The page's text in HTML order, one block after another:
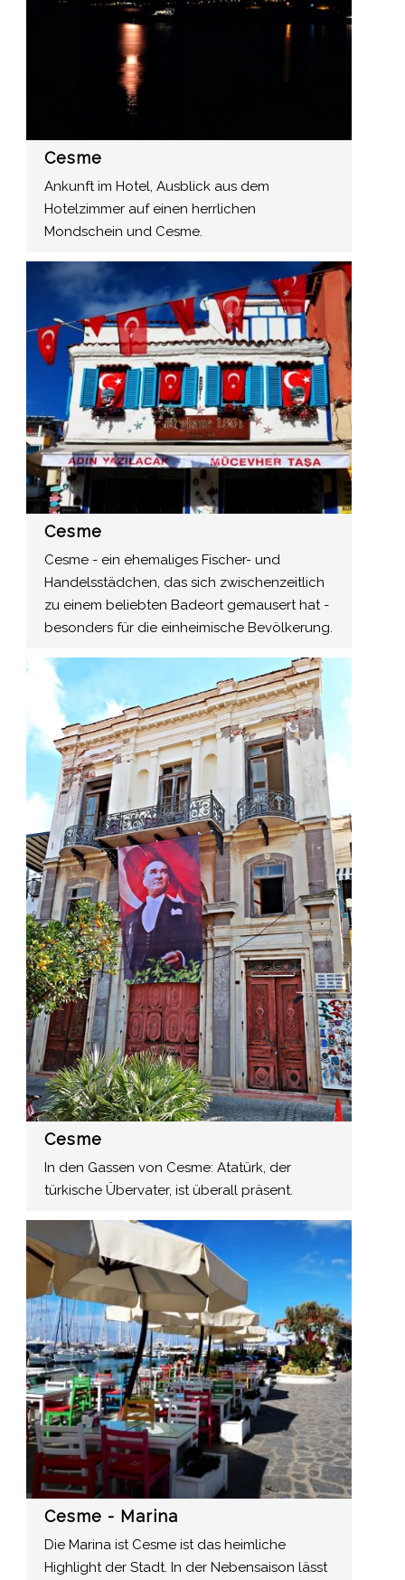
Cesme
Ankunft im Hotel, Ausblick aus dem
Hotelzimmer auf einen herrlichen
Mondschein und Cesme.
Cesme
Cesme - ein ehemaliges Fischer- und
Handelsstädchen, das sich zwischenzeitlich
zu einem beliebten Badeort gemausert hat -
besonders für die einheimische Bevölkerung.
Cesme
In den Gassen von Cesme: Atatürk, der
türkische Übervater, ist überall präsent.
Cesme - Marina
Die Marina ist Cesme ist das heimliche
Highlight der Stadt. In der Nebensaison lässt